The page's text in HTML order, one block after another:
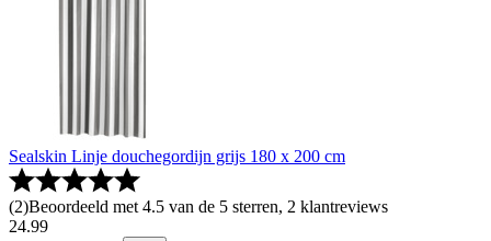
Sealskin Linje douchegordijn grijs 180 x 200 cm
(2)Beoordeeld met 4.5 van de 5 sterren, 2 klantreviews
24.99